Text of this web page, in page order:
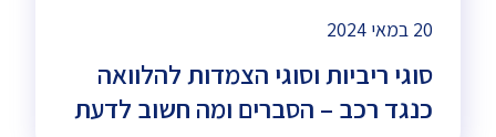
סוגי ריביות וסוגי הצמדות להלוואה
כנגד רכב – הסברים ומה חשוב לדעת
20 במאי 2024